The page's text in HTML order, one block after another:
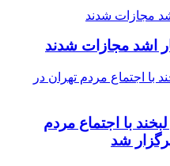
اشد مجازات شدند
با اجتماع مردم
شد